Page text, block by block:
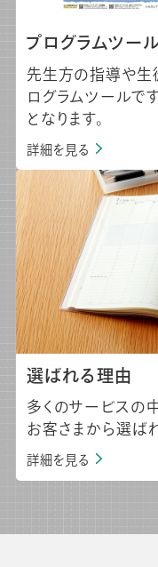
プログラムツー
先生方の指導や生
ログラムツールで
となります。
詳細を見る
選ばれる理由
多くのサービスの
お客さまから選ば
詳細を見る